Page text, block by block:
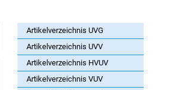
Artikelverzeichnis UVG
Artikelverzeichnis UVV
Artikelverzeichnis HVUV
Artikelverzeichnis VUV